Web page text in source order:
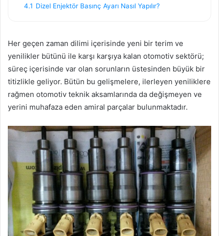
4.1 Dizel Enjektör Basınç Ayarı Nasıl Yapılır?
Her geçen zaman dilimi içerisinde yeni bir terim ve
yenilikler bütünü ile karşı karşıya kalan otomotiv sektörü;
süreç içerisinde var olan sorunların üstesinden büyük bir
titizlikle geliyor. Bütün bu gelişmelere, ilerleyen yeniliklere
rağmen otomotiv teknik aksamlarında da değişmeyen ve
yerini muhafaza eden amiral parçalar bulunmaktadır.